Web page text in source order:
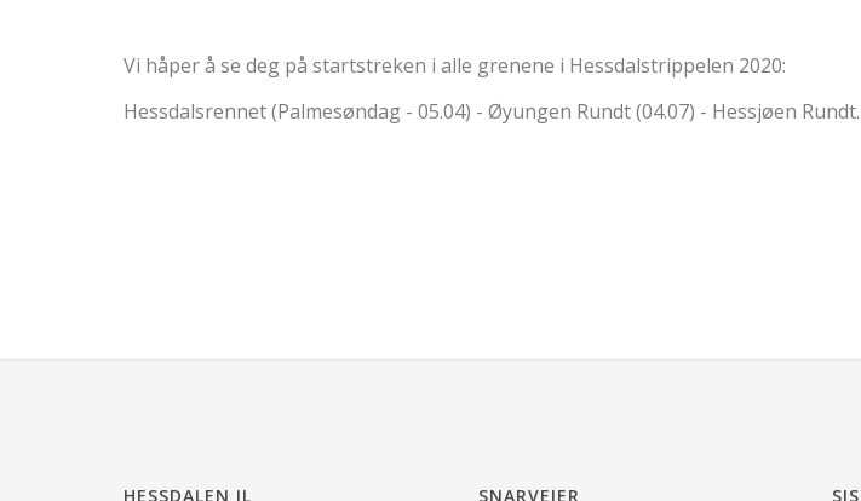
Vi håper å se deg på startstreken i alle grenene i Hessdalstrippelen 2020:
Hessdalsrennet (Palmesøndag - 05.04) - Øyungen Rundt (04.07) - Hessjøen Rundt.
HESSDALEN IL SNARVEIER